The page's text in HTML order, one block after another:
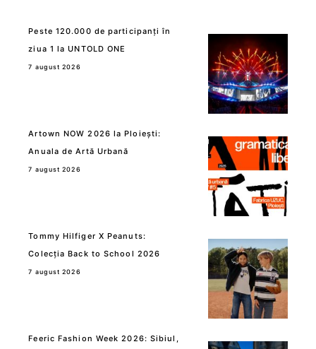
Peste 120.000 de participanți în
ziua 1 la UNTOLD ONE
7 august 2026
Artown NOW 2026 la Ploiești:
Anuala de Artă Urbană
7 august 2026
Tommy Hilfiger X Peanuts:
Colecția Back to School 2026
7 august 2026
Feeric Fashion Week 2026: Sibiul,